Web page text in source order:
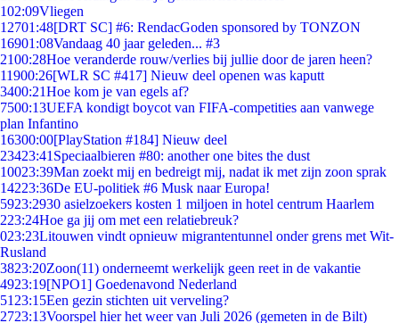
102:09Vliegen
12701:48[DRT SC] #6: RendacGoden sponsored by TONZON
16901:08Vandaag 40 jaar geleden... #3
2100:28Hoe veranderde rouw/verlies bij jullie door de jaren heen?
11900:26[WLR SC #417] Nieuw deel openen was kaputt
3400:21Hoe kom je van egels af?
7500:13UEFA kondigt boycot van FIFA-competities aan vanwege
plan Infantino
16300:00[PlayStation #184] Nieuw deel
23423:41 Speciaalbieren #80: another one bites the dust
10023:39Man zoekt mij en bedreigt mij, nadat ik met zijn zoon sprak
14223:36De EU-politiek #6 Musk naar Europa!
5923:2930 asielzoekers kosten 1 miljoen in hotel centrum Haarlem
223:24Hoe ga jij om met een relatiebreuk?
023:23Litouwen vindt opnieuw migrantentunnel onder grens met Wit-
Rusland
3823:20Zoon(11) onderneemt werkelijk geen reet in de vakantie
4923:19[NPO1] Goedenavond Nederland
51 23:15Een gezin stichten uit verveling?
2723:13Voorspel hier het weer van Juli 2026 (gemeten in de Bilt)